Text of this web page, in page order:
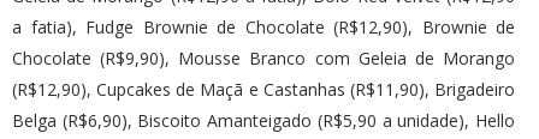
a fatia), Fudge Brownie de Chocolate (R$12,90), Brownie de
Chocolate (R$9,90), Mousse Branco com Geleia de Morango
(R$12,90), Cupcakes de Maçã e Castanhas (R$11,90), Brigadeiro
Belga (R$6,90), Biscoito Amanteigado (R$5,90 a unidade), Hello